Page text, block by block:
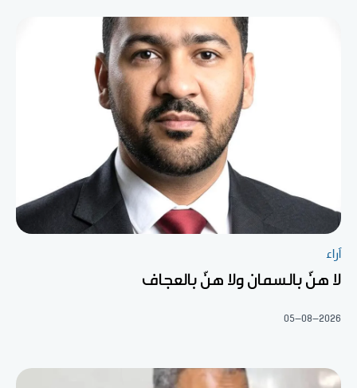
آراء
لا هنّ بالسمان ولا هنّ بالعجاف
05-08-2026